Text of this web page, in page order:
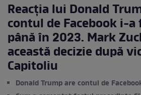
Reacția lui Donald
contul de Facebook i-
până în 2023. Mark
această decizie după
Capitoliu
Donald Trump are contul de